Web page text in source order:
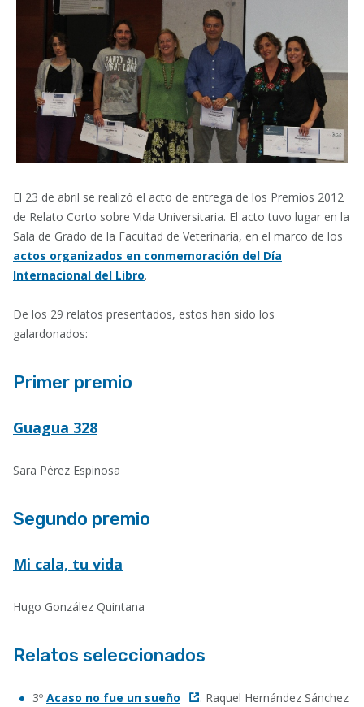
El 23 de abril se realizó el acto de entrega de los Premios 2012
de Relato Corto sobre Vida Universitaria. El acto tuvo lugar en la
Sala de Grado de la Facultad de Veterinaria, en el marco de los
actos organizados en conmemoración del Día
Internacional del Libro.
De los 29 relatos presentados, estos han sido los
galardonados:
Primer premio
Guagua 328
Sara Pérez Espinosa
Segundo premio
Mi cala, tu vida
Hugo González Quintana
Relatos seleccionados
3º Acaso no fue un sueño
. Raquel Hernández Sánchez